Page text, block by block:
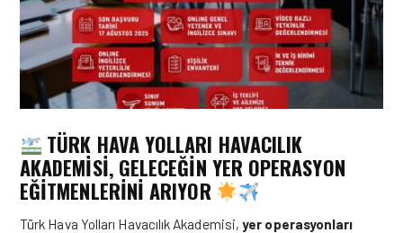
TÜRK HAVA YOLLARI HAVACILIK
AKADEMİSİ, GELECEĞİN YER OPERASYON
EĞİTMENLERİNİ ARIYOR
Türk Hava Yolları Havacılık Akademisi,yer operasyonları